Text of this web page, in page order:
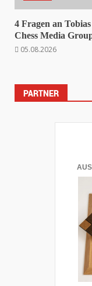
4 Fragen an
Chess Media
05.08.2026
PARTNER